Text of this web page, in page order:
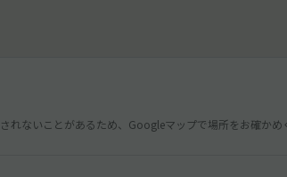
ないことがあるため、Googleマップで場所をお確かめ